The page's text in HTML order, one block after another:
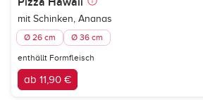
mit Schinken, Ananas
Ø 26 cm Ø 36 cm
enthällt Formfleisch
ab 11,90 €